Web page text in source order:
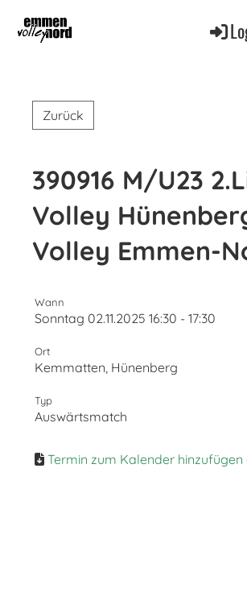
Zurück
390916 M/U23
Volley
Volley Emmen-
Wann
Sonntag 02.11.2025 16:30 - 17:30
Ort
Kemmatten, Hünenberg
Typ
Auswärtsmatch
Termin zum Kalender hinzufügen